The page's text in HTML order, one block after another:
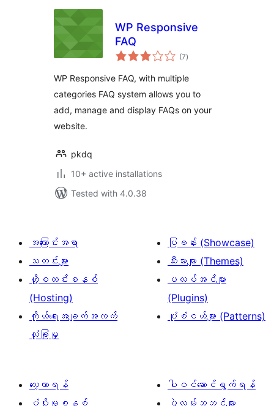
WP Responsive
FAQ
(7total
ratings
)
WP Responsive FAQ, with multiple
categories FAQ system allows you to
add, manage and display FAQs on your
website.
pkdq
10+ active installations
Tested with 4.0.38
အကြောင်းအရာ
သတင်းများ
ဟို့စတင်းစနစ်
(Hosting)
ကိုယ်ရေးအချက်အလက်
လုံခြုံမှု
ပြခန်း (Showcase)
သီးမားများ (Themes)
ပလပ်အင်များ
(Plugins)
ပုံစံငယ်များ (Patterns)
လေ့လာရန်
ပံ့ပိုးမှုစနစ်
ပါဝင်ဆောင်ရွက်ရန်
ပွဲလမ်းသဘင်များ